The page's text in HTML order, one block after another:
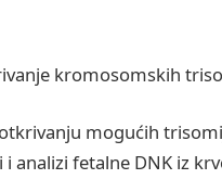
kromosomskih
mogućih
fetalne DNK iz